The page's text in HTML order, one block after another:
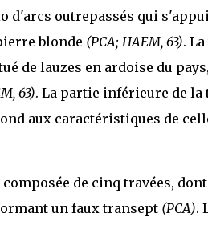
d'arcs outrepassés qui
blonde (PCA; HAEM, 63).
de lauzes en ardoise du
63). La partie inférieure de la
aux caractéristiques de
de cinq travées,
un faux transept (PCA).